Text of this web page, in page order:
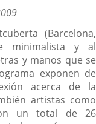
(Barcelona,
minimalista y al
y manos que se
exponen de
acerca de la
artistas como
un total de 26